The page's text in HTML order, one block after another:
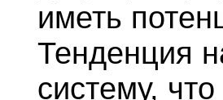
иметь
Тенденция
систему,